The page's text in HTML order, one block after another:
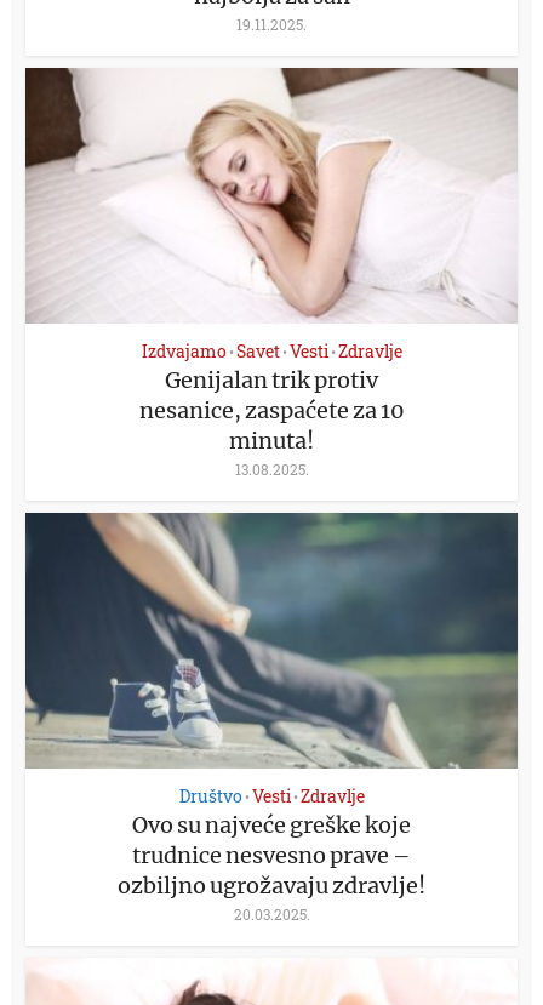
19.11.2025.
Izdvajamo •Savet •Vesti •Zdravlje
Genijalan trik protiv
nesanice, zaspaćete za 10
minuta!
13.08.2025.
Društvo •Vesti •Zdravlje
Ovo su najveće greške koje
trudnice nesvesno prave –
ozbiljno ugrožavaju zdravlje!
20.03.2025.